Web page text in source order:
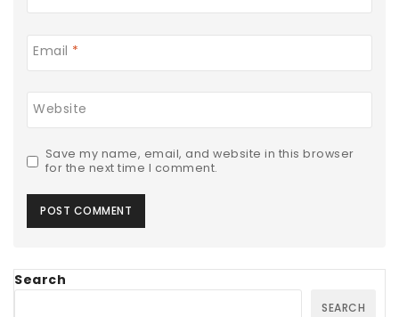
Email *
Website
Save my name, email, and website in this browser
for the next time I comment.
Search
SEARCH